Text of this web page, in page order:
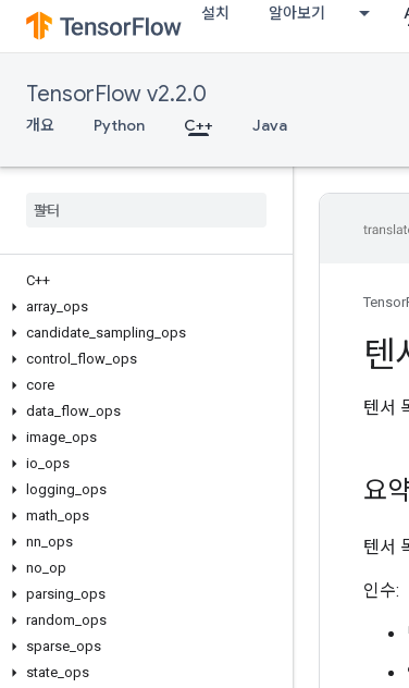
설치 알아보기
TensorFlow v2.2.0
개요 Python C++ Java
C++
array ops
candidate sampling ops
control
flow ops
core
data flow ops
image ops
io ops
logging ops
math ops
nn ops
no op
parsing ops
random ops
sparse ops
state ops
텐
텐서
요
텐서
인수: